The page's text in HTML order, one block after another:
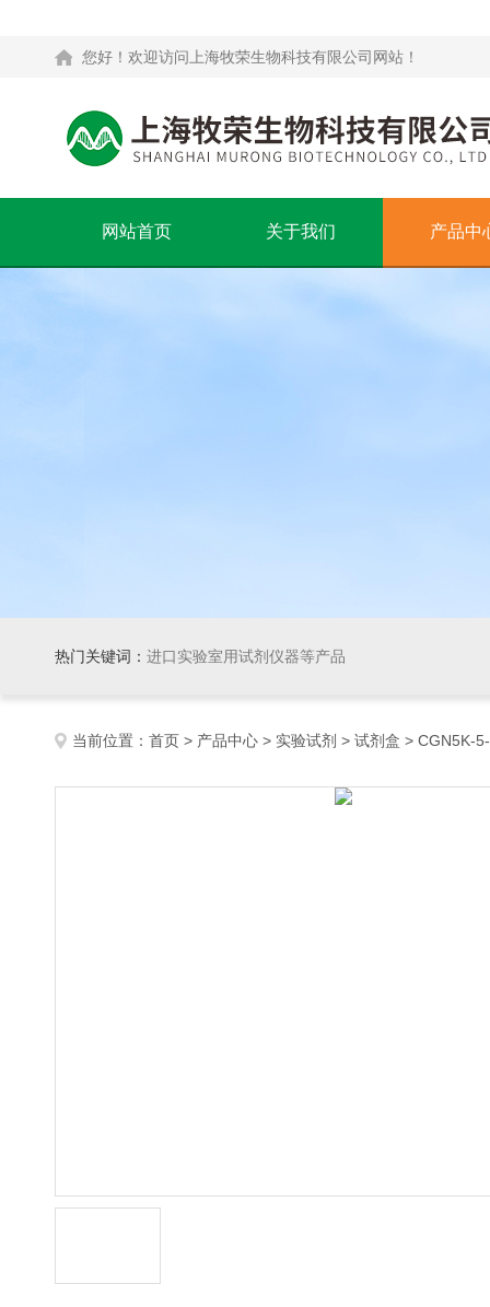
您好！欢迎访问上海牧荣生物科技有限公司网站！
网站首页 关于我们 产品中
热门关键词： 进口实验室用试剂仪器等产品
当前位置： 首页 > 产品中心 > 实验试剂 > 试剂盒 > CGN5K-